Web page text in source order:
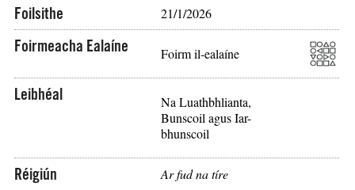
Foilsithe 21/1/2026
Foirmeacha Ealaíne Foirm il-ealaíne
Leibhéal
Na Luathbhlianta,
Bunscoil agus Iar-
bhunscoil
Réigiún Ar fud na tíre